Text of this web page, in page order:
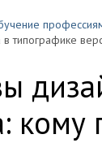
типографике
кому